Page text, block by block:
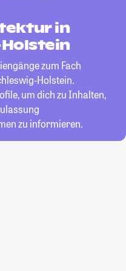
in
zum Fach
Holstein.
um dich zu Inhalten,
zu informieren.